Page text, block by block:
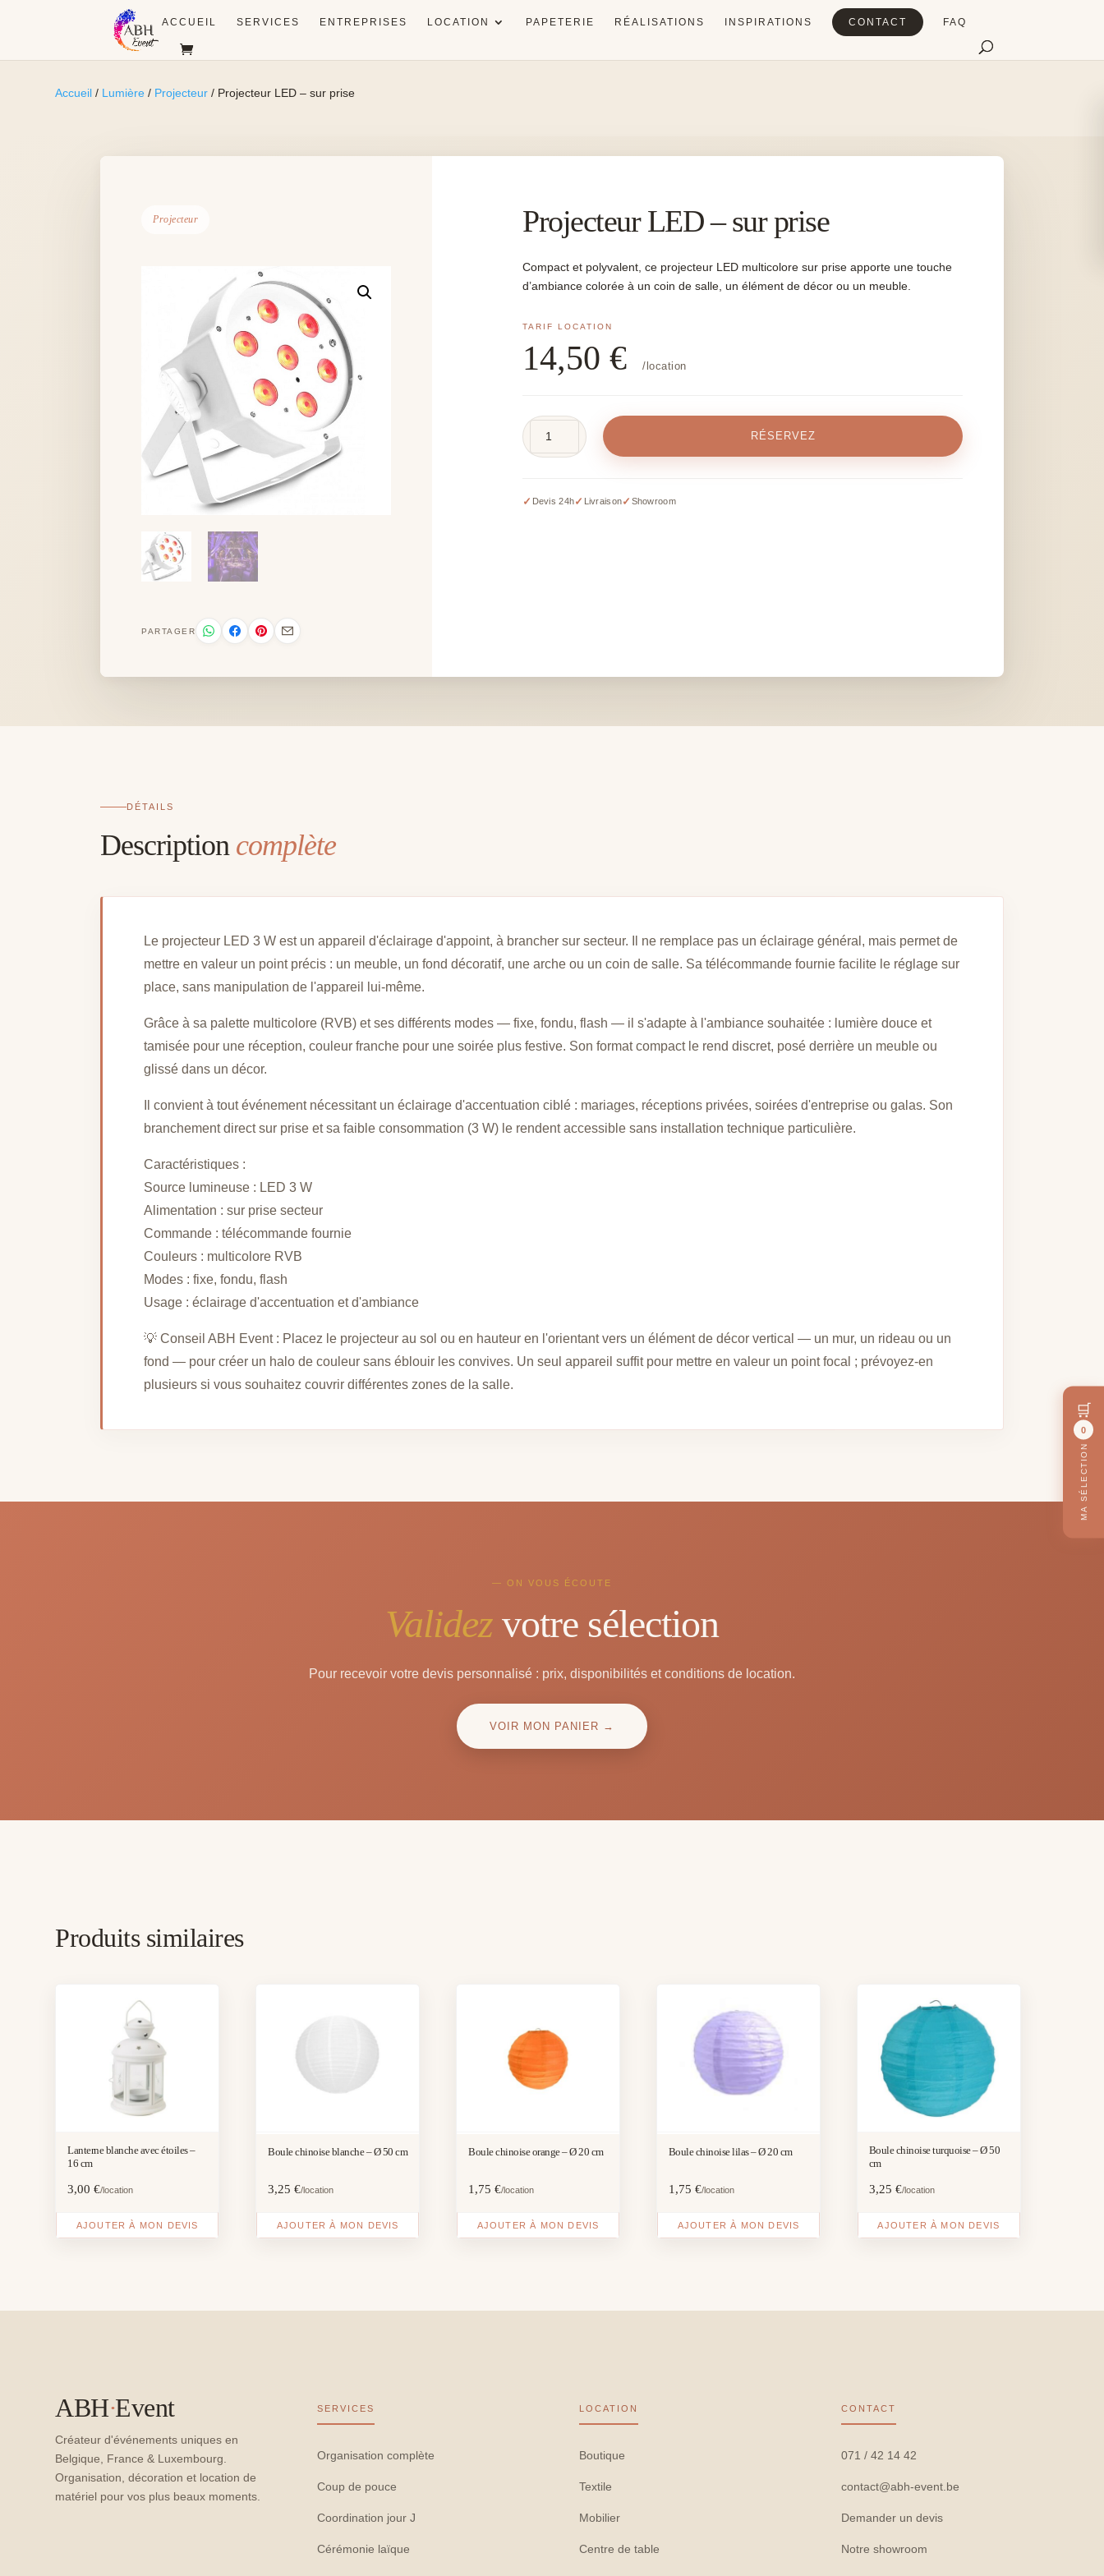
ACCUEIL SERVICES ENTREPRISES LOCATION PAPETERIE RÉALISATIONS INSPIRATIONS CONTACT FAQ
Accueil / Lumière / Projecteur / Projecteur LED – sur prise
Projecteur
PARTAGER
Projecteur LED – sur prise
Compact et polyvalent, ce projecteur LED multicolore sur prise apporte une touche
d’ambiance colorée à un coin de salle, un élément de décor ou un meuble.
14,50€ /location
-
RÉSERVEZ
✓ Devis 24h✓ Livraison✓ Showroom
DÉTAILS
Description complète
Le projecteur LED 3 W est un appareil d'éclairage d'appoint, à brancher sur secteur. Il ne remplace pas un éclairage général, mais permet de
mettre en valeur un point précis : un meuble, un fond décoratif, une arche ou un coin de salle. Sa télécommande fournie facilite le réglage sur
place, sans manipulation de l'appareil lui-même.
Grâce à sa palette multicolore (RVB) et ses différents modes — fixe, fondu, flash — il s'adapte à l'ambiance souhaitée : lumière douce et
tamisée pour une réception, couleur franche pour une soirée plus festive. Son format compact le rend discret, posé derrière un meuble ou
glissé dans un décor.
Il convient à tout événement nécessitant un éclairage d'accentuation ciblé : mariages, réceptions privées, soirées d'entreprise ou galas. Son
branchement direct sur prise et sa faible consommation (3 W) le rendent accessible sans installation technique particulière.
Caractéristiques :
Source lumineuse : LED 3 W
Alimentation : sur prise secteur
Commande : télécommande fournie
Couleurs : multicolore RVB
Modes : fixe, fondu, flash
Usage : éclairage d'accentuation et d'ambiance
💡 Conseil ABH Event : Placez le projecteur au sol ou en hauteur en l'orientant vers un élément de décor vertical — un mur, un rideau ou un
fond — pour créer un halo de couleur sans éblouir les convives. Un seul appareil suffit pour mettre en valeur un point focal ; prévoyez-en
plusieurs si vous souhaitez couvrir différentes zones de la salle.
— ON VOUS ÉCOUTE
Validez votre sélection
Pour recevoir votre devis personnalisé : prix, disponibilités et conditions de location.
VOIR MON PANIER →
Produits similaires
Lanterne blanche avec étoiles –
16 cm
3,00€/location
AJOUTER À MON DEVIS
Boule chinoise blanche – Ø 50 cm
3,25€/location
AJOUTER À MON DEVIS
Boule chinoise orange – Ø 20 cm
1,75€/location
AJOUTER À MON DEVIS
Boule chinoise lilas – Ø 20 cm
1,75 €/location
AJOUTER À MON DEVIS
Boule chinoise turquoise – Ø 50
cm
3,25 €/location
AJOUTER À MON DEVIS
ABH·Event
Créateur d'événements uniques en
Belgique, France & Luxembourg.
Organisation, décoration et location de
matériel pour vos plus beaux moments.
SERVICES
Organisation complète
Coup de pouce
Coordination jour J
Cérémonie laïque
LOCATION
Boutique
Textile
Mobilier
Centre de table
CONTACT
071 / 42 14 42
contact@abh-event.be
Demander un devis
Notre showroom
🛒
0
MA SÉLECTION